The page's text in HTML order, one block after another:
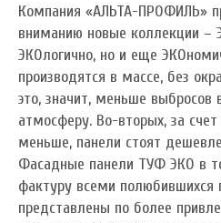
Компания «АЛЬТА-ПРОФИЛЬ»
вниманию новые коллекции –
ЭКОлогично, но и еще
производятся в массе, без
это, значит, меньше выбросов
атмосферу. Во-вторых, за счет
меньше, панели стоят
Фасадные панели ТУФ ЭКО в
фактуру всеми полюбившихся
представлены по более